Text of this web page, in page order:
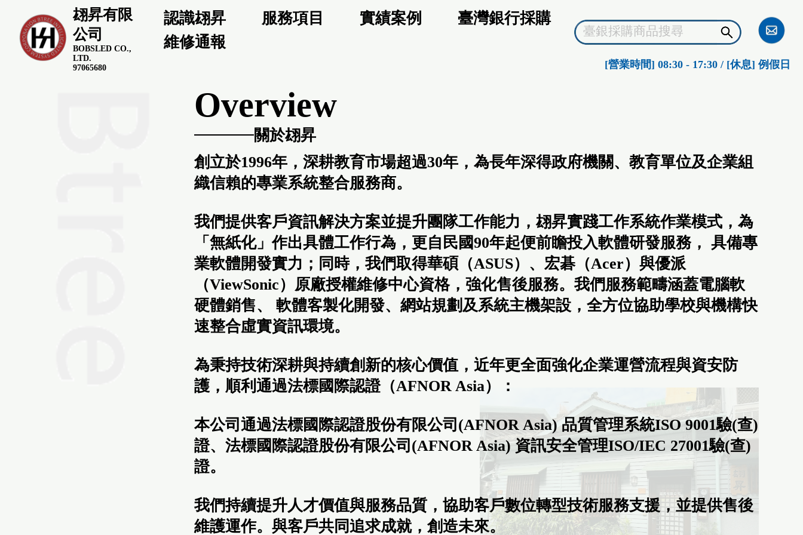
翃昇有限
公司
BOBSLED CO.,
LTD.
97065680
認識翃昇 服務項目 實績案例
臺灣銀行採購
維修通報
[營業時間] 08:30 - 17:30 / [休息] 例假日
Overview
關於翃昇
創立於1996年，深耕教育市場超過30年，為長年深得政府機關、教育單位及企業組
織信賴的專業系統整合服務商。
我們提供客戶資訊解決方案並提升團隊工作能力，翃昇實踐工作系統作業模式，為
「無紙化」作出具體工作行為，更自民國90年起便前瞻投入軟體研發服務， 具備專
業軟體開發實力；同時，我們取得華碩（ASUS）、宏碁（Acer）與優派
（ViewSonic）原廠授權維修中心資格，強化售後服務。我們服務範疇涵蓋電腦軟
硬體銷售、 軟體客製化開發、網站規劃及系統主機架設，全方位協助學校與機構快
速整合虛實資訊環境。
為秉持技術深耕與持續創新的核心價值，近年更全面強化企業運營流程與資安防
護，順利通過法標國際認證（AFNOR Asia）：
本公司通過法標國際認證股份有限公司(AFNOR Asia) 品質管理系統ISO 9001驗(查)
證、法標國際認證股份有限公司(AFNOR Asia) 資訊安全管理ISO/IEC 27001驗(查)
證。
我們持續提升人才價值與服務品質，協助客戶數位轉型技術服務支援，並提供售後
維護運作。與客戶共同追求成就，創造未來。